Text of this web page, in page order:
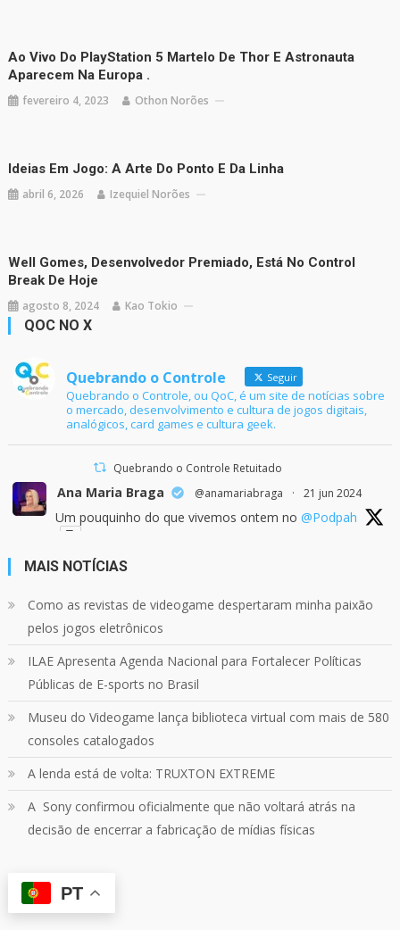
Ao Vivo Do PlayStation 5 Martelo De Thor E Astronauta
Aparecem Na Europa .
fevereiro 4, 2023 Othon Norões
Ideias Em Jogo: A Arte Do Ponto E Da Linha
abril 6, 2026 Izequiel Norões
Well Gomes, Desenvolvedor Premiado, Está No Control
Break De Hoje
agosto 8, 2024 Kao Tokio
QOC NO X
Quebrando o Controle Seguir
Quebrando o Controle, ou QoC, é um site de notícias sobre
o mercado, desenvolvimento e cultura de jogos digitais,
analógicos, card games e cultura geek.
Quebrando o Controle Retuitado
Ana Maria Braga @anamariabraga · 21 jun 2024
Um pouquinho do que vivemos ontem no @Podpah
Quebrando o Controle
Confira em nosso site o mais recente REVIEW de
Skull & Bones.
Mais em:
https://buff.ly/3yPhDN2
Carregar mais
MAIS NOTÍCIAS
Como as revistas de videogame despertaram minha paixão
pelos jogos eletrônicos
ILAE Apresenta Agenda Nacional para Fortalecer Políticas
Públicas de E-sports no Brasil
Museu do Videogame lança biblioteca virtual com mais de 580
consoles catalogados
A lenda está de volta: TRUXTON EXTREME
A Sony confirmou oficialmente que não voltará atrás na
decisão de encerrar a fabricação de mídias físicas
PT